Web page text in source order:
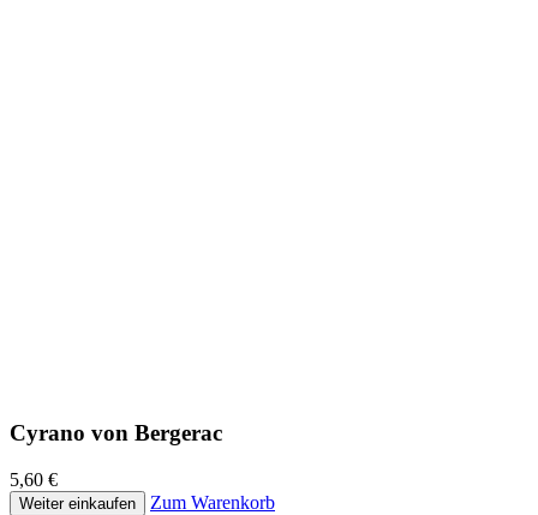
Cyrano von Bergerac
5,60 €
Weiter einkaufen Zum Warenkorb